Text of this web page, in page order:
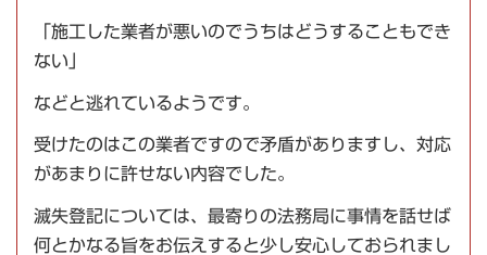
「施工した業者が悪いのでうちはどうすることもでき
ない」
などと逃れているようです。
受けたのはこの業者ですので矛盾がありますし、対応
があまりに許せない内容でした。
滅失登記については、最寄りの法務局に事情を話せば
何とかなる旨をお伝えすると少し安心しておられまし